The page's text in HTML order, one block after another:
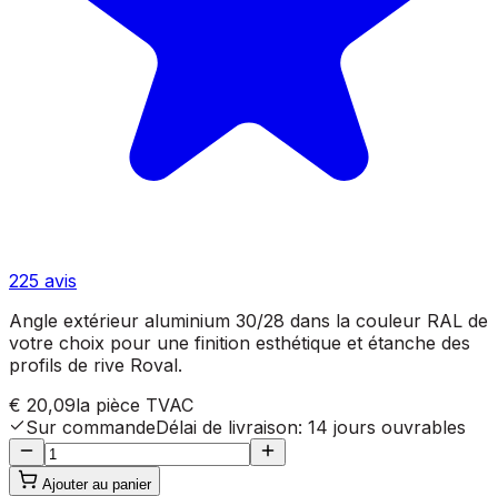
225 avis
Angle extérieur aluminium 30/28 dans la couleur RAL de
votre choix pour une finition esthétique et étanche des
profils de rive Roval.
€ 20,09la pièce TVAC
Sur commandeDélai de livraison: 14 jours ouvrables
Ajouter au panier